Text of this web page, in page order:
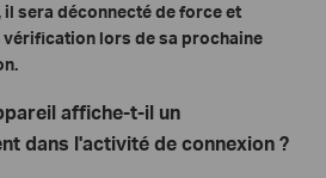
sera déconnecté de force et
vérification lors de sa prochaine
affiche-t-il un
dans l'activité de connexion ?